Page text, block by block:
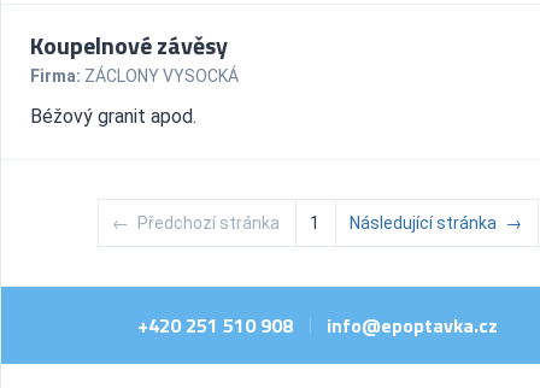
Koupelnové závěsy
Firma: ZÁCLONY VYSOCKÁ
Béžový granit apod.
← Předchozí stránka 1 Následující stránka →
+420 251 510 908 | info@epoptavka.cz